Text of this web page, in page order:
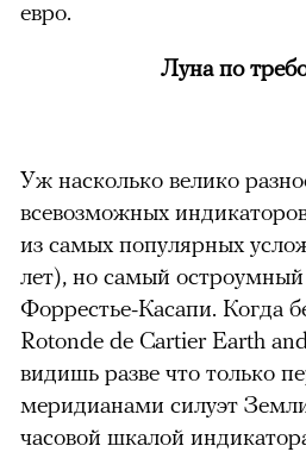
евро.
Луна по
Уж насколько велико
всевозможных
из самых популярных
лет), но самый
Форрестье-Касапи. Когда
Rotonde de Cartier Earth
видишь разве что только
меридианами силуэт
часовой шкалой